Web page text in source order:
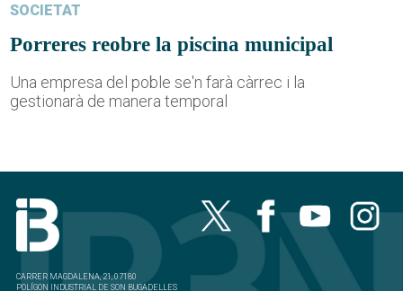
SOCIETAT
Porreres reobre la piscina municipal
Una empresa del poble se'n farà càrrec i la
gestionarà de manera temporal
CARRER MAGDALENA, 21, 07180
POLÍGON INDUSTRIAL DE SON BUGADELLES